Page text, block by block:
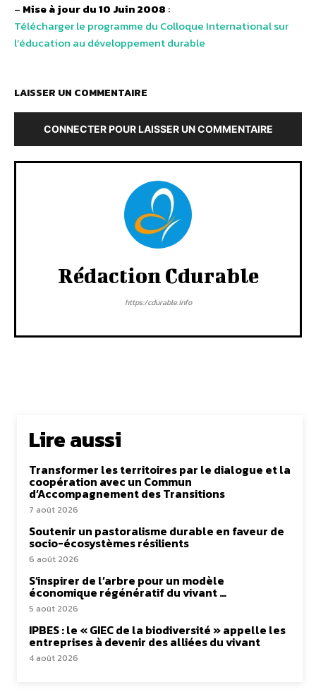
– Mise à jour du 10 Juin 2008 :
Télécharger le programme du Colloque International sur
l’éducation au développement durable
LAISSER UN COMMENTAIRE
CONNECTER POUR LAISSER UN COMMENTAIRE
Rédaction Cdurable
https:/cdurable.info
Lire aussi
Transformer les territoires par le dialogue et la
coopération avec un Commun
d’Accompagnement des Transitions
7 août 2026
Soutenir un pastoralisme durable en faveur de
socio-écosystèmes résilients
6 août 2026
S’inspirer de l’arbre pour un modèle
économique régénératif du vivant …
5 août 2026
IPBES : le « GIEC de la biodiversité » appelle les
entreprises à devenir des alliées du vivant
4 août 2026